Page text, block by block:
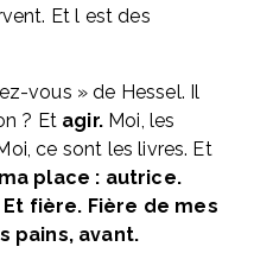
Et l est des
vous » de Hessel. Il
? Et agir. Moi, les
ce sont les livres. Et
place : autrice.
fière. Fière de mes
pains, avant.